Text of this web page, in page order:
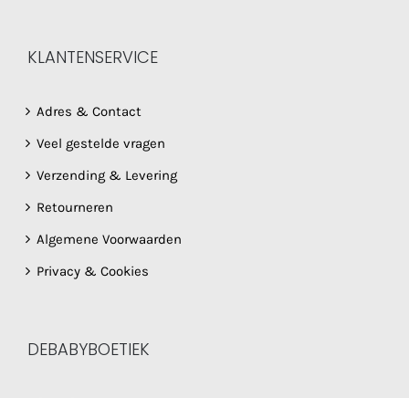
KLANTENSERVICE
Adres & Contact
Veel gestelde vragen
Verzending & Levering
Retourneren
Algemene Voorwaarden
Privacy & Cookies
DEBABYBOETIEK